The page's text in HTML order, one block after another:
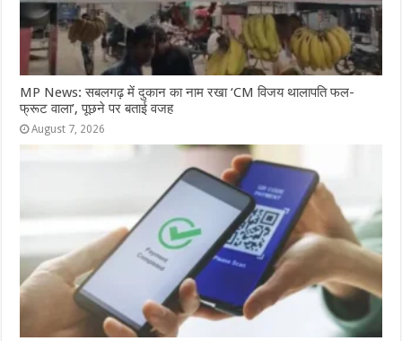
MP News: सबलगढ़ में दुकान का नाम रखा ‘CM विजय थालापति फल-
फ्रूट वाला’, पूछने पर बताई वजह
August 7, 2026